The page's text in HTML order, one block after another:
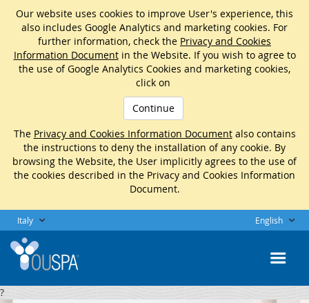
Our website uses cookies to improve User's experience, this
also includes Google Analytics and marketing cookies. For
further information, check the Privacy and Cookies
Information Documentin the Website. If you wish to agree to
the use of Google Analytics Cookies and marketing cookies,
click on
Continue
The Privacy and Cookies Information Documentalso contains
the instructions to deny the installation of any cookie. By
browsing the Website, the User implicitly agrees to the use of
the cookies described in the Privacy and Cookies Information
Document.
Italy English
?